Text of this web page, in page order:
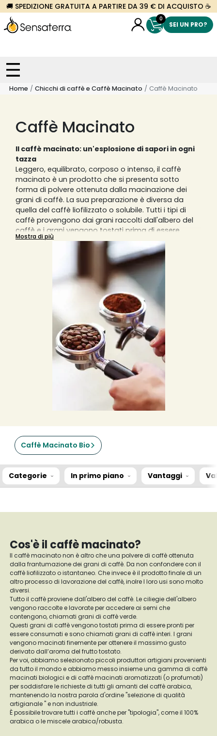
🚚 SPEDIZIONE GRATUITA A PARTIRE DA 39 € DI ACQUISTO ☕
0
SEI UN PRO?
Home Chicchi di caffè e Caffè Macinato Caffè Macinato
Caffè Macinato
Il caffè macinato: un'esplosione di sapori in ogni
tazza
Leggero, equilibrato, corposo o intenso, il caffè
macinato è un prodotto che si presenta sotto
forma di polvere ottenuta dalla macinazione dei
grani di caffè. La sua preparazione è diversa da
quella del caffè liofilizzato o solubile. Tutti i tipi di
caffè provengono dai grani raccolti dall'albero del
caffè e i grani vengono tostati prima di essere
macinati in particelle sottili per estrarre il massimo
dell'aroma. È possibile trovare diversi tipi di caffè
macinato, come biologico o aromatizzato, e ogni
tipologia di tazza o caffè che si rispetti richiede una
diversa macinatura del caffè.
Una macinatura grossa darà un risultato in tazza
diluito, mentre una macinatura fine darà un risultato
sovraccarico di aromi. La macchina da caffè
manuale richiede una macinatura molto fine,
mentre la macchina da caffè italiana
sovradeonominata Moka richiede una macinatura
più grossolana e meno fine. Le macchine da caffè a
filtro invece richiedono una macinatura medio-fine
e le macchine da caffè a pistone o slow coffee
richiedono invece una macinatura piuttosto grossa.
Solitamente, per una tazzina di caffè, si usano 7
grammi di caffè macinato o in grani, ma si può
variare la quantità in base ai propri gusti.
Mostra di più
Caffè Macinato Bio
Categorie In primo piano Vantaggi
Cos'è il caffè macinato?
Il caffè macinato non è altro che una polvere di caffè ottenuta
dalla frantumazione dei grani di caffè. Da non confondere con il
caffè liofilizzato o istantaneo. Che invece è il prodotto finale di un
altro processo di lavorazione del caffè, inolre I loro usi sono molto
diversi.
Tutto il caffè proviene dall'albero del caffè. Le ciliegie dell'albero
vengono raccolte e lavorate per accedere ai semi che
contengono, chiamati grani di caffè verde.
Questi grani di caffè vengono tostati prima di essere pronti per
essere consumati e sono chiamati grani di caffè interi. I grani
vengono macinati finemente per ottenere il massimo gusto
derivato dall’aroma del frutto tostato.
Per voi, abbiamo selezionato piccoli produttori artigiani provenienti
da tutto il mondo e abbiamo messo insieme una gamma di caffè
macinati biologici e di caffè macinati aromatizzati (o profumati)
per soddisfare le richieste di tutti gli amanti del caffè arabica,
mantenendo la nostra parola d'ordine "selezione di qualità
artigianale " e non industriale.
È possibile trovare tutti i caffè anche per "tipologia", come il 100%
arabica o le miscele arabica/robusta.